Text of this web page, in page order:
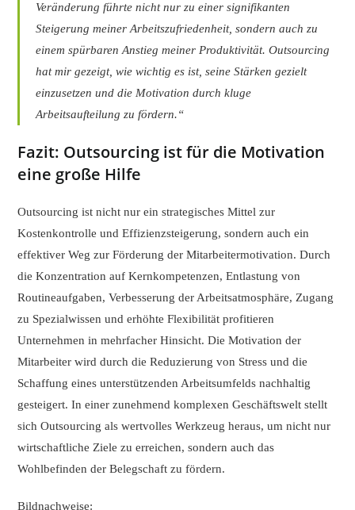
Veränderung führte nicht nur zu einer signifikanten
Steigerung meiner Arbeitszufriedenheit, sondern auch zu
einem spürbaren Anstieg meiner Produktivität. Outsourcing
hat mir gezeigt, wie wichtig es ist, seine Stärken gezielt
einzusetzen und die Motivation durch kluge
Arbeitsaufteilung zu fördern.“
Fazit: Outsourcing ist für die Motivation
eine große Hilfe
Outsourcing ist nicht nur ein strategisches Mittel zur
Kostenkontrolle und Effizienzsteigerung, sondern auch ein
effektiver Weg zur Förderung der Mitarbeitermotivation. Durch
die Konzentration auf Kernkompetenzen, Entlastung von
Routineaufgaben, Verbesserung der Arbeitsatmosphäre, Zugang
zu Spezialwissen und erhöhte Flexibilität profitieren
Unternehmen in mehrfacher Hinsicht. Die Motivation der
Mitarbeiter wird durch die Reduzierung von Stress und die
Schaffung eines unterstützenden Arbeitsumfelds nachhaltig
gesteigert. In einer zunehmend komplexen Geschäftswelt stellt
sich Outsourcing als wertvolles Werkzeug heraus, um nicht nur
wirtschaftliche Ziele zu erreichen, sondern auch das
Wohlbefinden der Belegschaft zu fördern.
Bildnachweise: